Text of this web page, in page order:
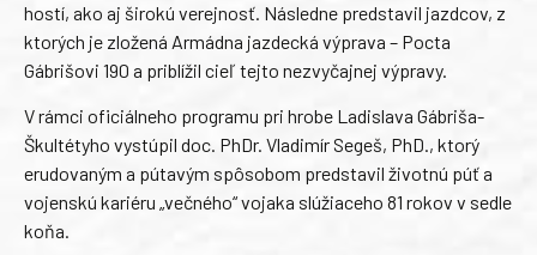
hostí, ako aj širokú verejnosť. Následne predstavil jazdcov, z
ktorých je zložená Armádna jazdecká výprava – Pocta
Gábrišovi 190 a priblížil cieľ tejto nezvyčajnej výpravy.
V rámci oficiálneho programu pri hrobe Ladislava Gábriša-
Škultétyho vystúpil doc. PhDr. Vladimír Segeš, PhD., ktorý
erudovaným a pútavým spôsobom predstavil životnú púť a
vojenskú kariéru „večného“ vojaka slúžiaceho 81 rokov v sedle
koňa.